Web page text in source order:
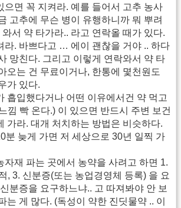
으면 꼭 지켜라. 예를 들어서 고추 농사
고추에 무슨 병이 유행하니까 뭐 뿌려
와서 약 타가라.. 라고 연락올 때가 있다.
라. 바쁘다고 … 에이 괜찮을 거야 .. 하다
망친다. 그리고 이렇게 연락와서 약 타
오는 건 무료이거나, 한통에 몇천원도
가 있다.
흡입했다거나 어떤 이유에서건 약 먹고
낌 빡 온다.) 이 있으면 반드시 주변 보건
가라. 대개 처치하는 방법은 비슷하다.
분 늦게 가면 저 세상으로 30년 일찍 가
자재 파는 곳에서 농약을 사려고 하면 1.
, 3. 신분증(또는 농업경영체 등록) 을 요
분증을 요구하느냐.. 고 따져봐야 안 보
는 게 많다. (독성이 약한 진딧물약 .. 이